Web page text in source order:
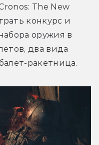
The New
конкурс и
оружия в
два вида
ракетница.